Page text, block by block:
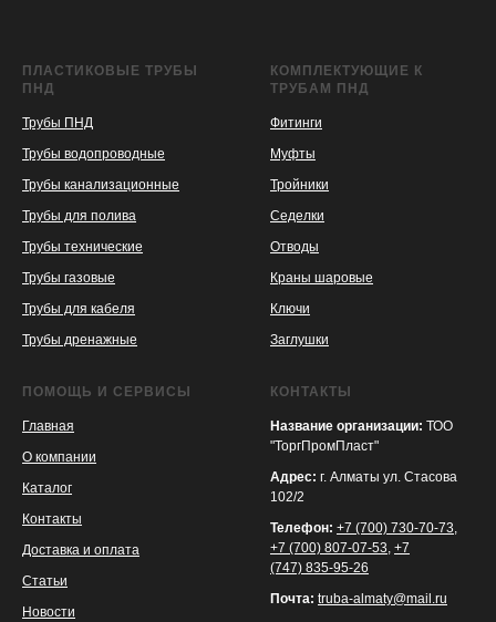
ПЛАСТИКОВЫЕ ТРУБЫ
ПНД
Трубы ПНД
Трубы водопроводные
Трубы канализационные
Трубы для полива
Трубы технические
Трубы газовые
Трубы для кабеля
Трубы дренажные
КОМПЛЕКТУЮЩИЕ К
ТРУБАМ ПНД
Фитинги
Муфты
Тройники
Седелки
Отводы
Краны шаровые
Ключи
Заглушки
ПОМОЩЬ И СЕРВИСЫ
Главная
О компании
Каталог
Контакты
Доставка и оплата
Статьи
Новости
КОНТАКТЫ
Название организации: ТОО
"ТоргПромПласт"
Адрес: г. Алматы ул. Стасова
102/2
Телефон: +7 (700) 730-70-73,
+7 (700) 807-07-53, +7
(747) 835-95-26
Почта: truba-almaty@mail.ru